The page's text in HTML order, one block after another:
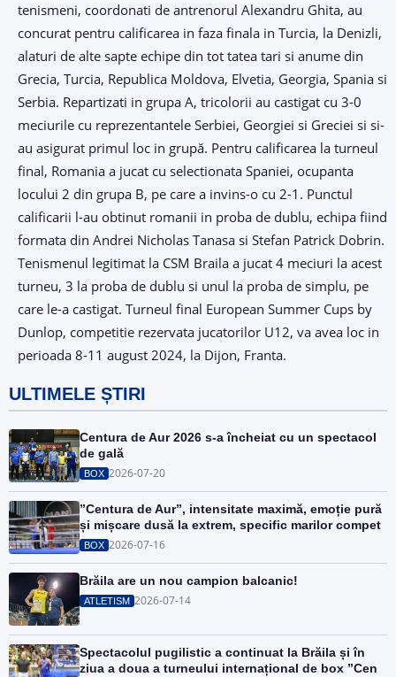
tenismeni, coordonati de antrenorul Alexandru Ghita, au
concurat pentru calificarea in faza finala in Turcia, la Denizli,
alaturi de alte sapte echipe din tot tatea tari si anume din
Grecia, Turcia, Republica Moldova, Elvetia, Georgia, Spania si
Serbia. Repartizati in grupa A, tricolorii au castigat cu 3-0
meciurile cu reprezentantele Serbiei, Georgiei si Greciei si si-
au asigurat primul loc in grupă. Pentru calificarea la turneul
final, Romania a jucat cu selectionata Spaniei, ocupanta
locului 2 din grupa B, pe care a invins-o cu 2-1. Punctul
calificarii l-au obtinut romanii in proba de dublu, echipa fiind
formata din Andrei Nicholas Tanasa si Stefan Patrick Dobrin.
Tenismenul legitimat la CSM Braila a jucat 4 meciuri la acest
turneu, 3 la proba de dublu si unul la proba de simplu, pe
care le-a castigat. Turneul final European Summer Cups by
Dunlop, competitie rezervata jucatorilor U12, va avea loc in
perioada 8-11 august 2024, la Dijon, Franta.
ULTIMELE ȘTIRI
Centura de Aur 2026 s-a încheiat cu un spectacol
de gală
BOX 2026-07-20
”Centura de Aur”, intensitate maximă, emoție pură
și mișcare dusă la extrem, specific marilor compet
BOX 2026-07-16
Brăila are un nou campion balcanic!
ATLETISM 2026-07-14
Spectacolul pugilistic a continuat la Brăila și în
ziua a doua a turneului internațional de box ”Cen